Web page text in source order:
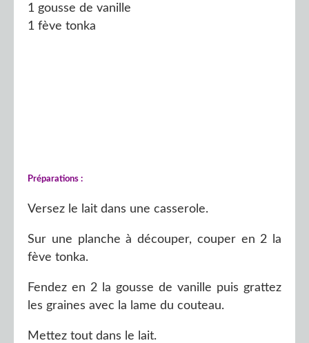
1 gousse de vanille
1 fève tonka
Préparations :
Versez le lait dans une casserole.
Sur une planche à découper, couper en 2 la
fève tonka.
Fendez en 2 la gousse de vanille puis grattez
les graines avec la lame du couteau.
Mettez tout dans le lait.